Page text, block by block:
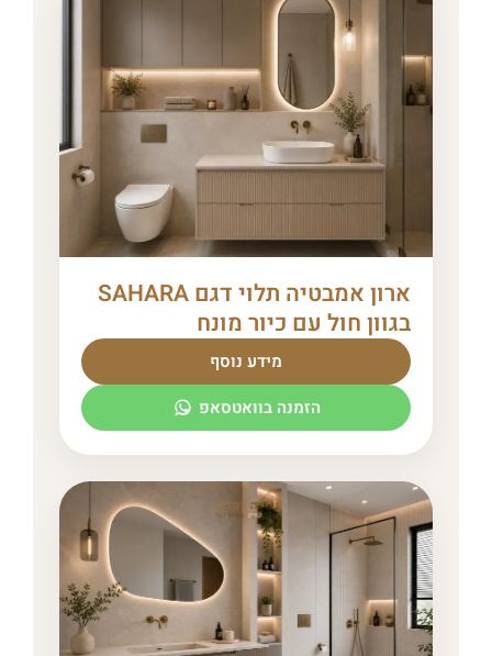
ארון אמבטיה תלוי דגם SAHARA
בגוון חול עם כיור מונח
מידע נוסף
הזמנה בוואטסאפ